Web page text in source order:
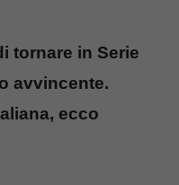
tornare in Serie
avvincente.
ecco